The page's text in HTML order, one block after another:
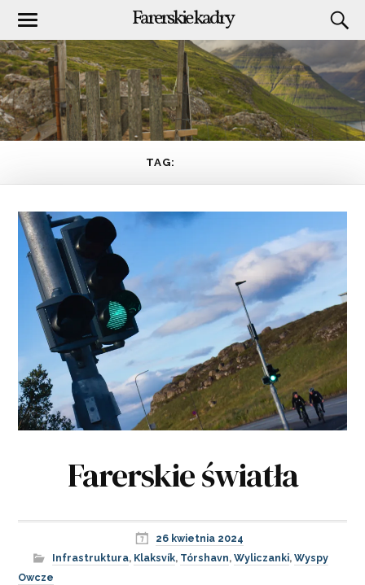
Farerskie kadry
TAG:
Farerskie światła
26 kwietnia 2024
Infrastruktura, Klaksvík, Tórshavn,Wyliczanki,Wyspy
Owcze